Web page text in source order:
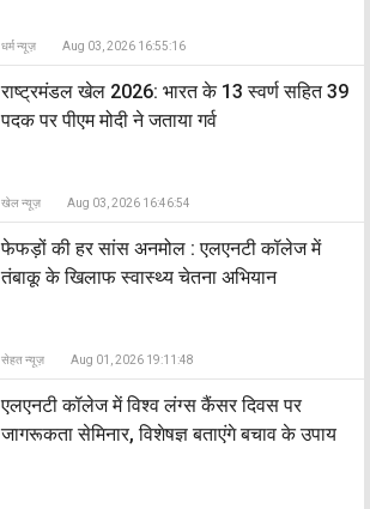
धर्म न्यूज़ Aug 03, 2026 16:55:16
राष्ट्रमंडल खेल 2026: भारत के 13 स्वर्ण सहित 39
पदक पर पीएम मोदी ने जताया गर्व
खेल न्यूज़ Aug 03, 2026 16:46:54
फेफड़ों की हर सांस अनमोल : एलएनटी कॉलेज में
तंबाकू के खिलाफ स्वास्थ्य चेतना अभियान
सेहत न्यूज़ Aug 01, 2026 19:11:48
एलएनटी कॉलेज में विश्व लंग्स कैंसर दिवस पर
जागरूकता सेमिनार, विशेषज्ञ बताएंगे बचाव के उपाय